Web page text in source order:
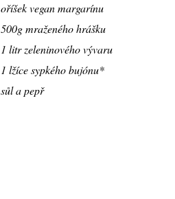
oříšek vegan margarínu
500g mraženého hrášku
1 litr zeleninového vývaru
1 lžíce sypkého bujónu*
sůl a pepř